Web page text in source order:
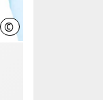
© Feuerwehr Hannover